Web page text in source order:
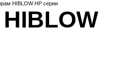
HIBLOW HP серии